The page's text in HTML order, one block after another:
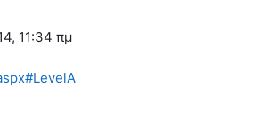
11:34 πμ